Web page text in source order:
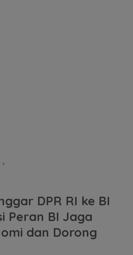
DPR RI ke BI
Peran BI Jaga
dan Dorong